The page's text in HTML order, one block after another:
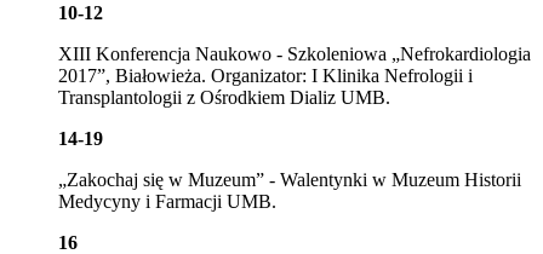
10-12
XIII Konferencja Naukowo - Szkoleniowa „Nefrokardiologia
2017”, Białowieża. Organizator: I Klinika Nefrologii i
Transplantologii z Ośrodkiem Dializ UMB.
14-19
„Zakochaj się w Muzeum” - Walentynki w Muzeum Historii
Medycyny i Farmacji UMB.
16